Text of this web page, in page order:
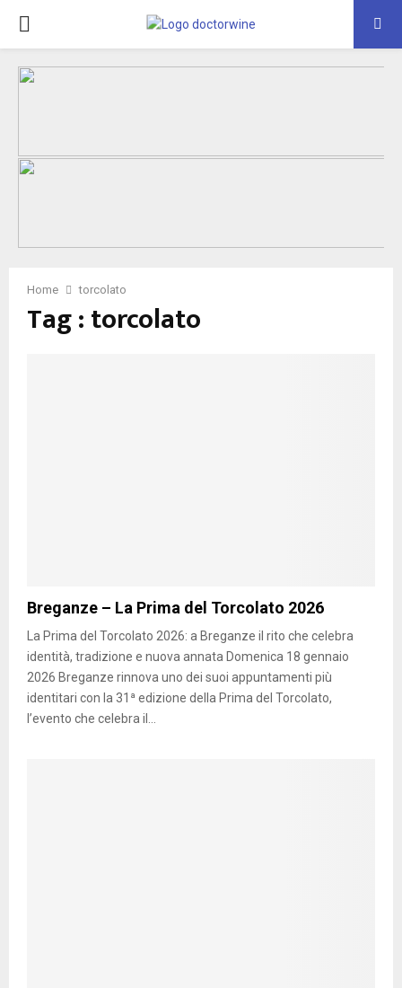
PRIMARY
MENU
Home torcolato
Tag : torcolato
Breganze – La Prima del Torcolato 2026
La Prima del Torcolato 2026: a Breganze il rito che celebra
identità, tradizione e nuova annata Domenica 18 gennaio
2026 Breganze rinnova uno dei suoi appuntamenti più
identitari con la 31ª edizione della Prima del Torcolato,
l’evento che celebra il...